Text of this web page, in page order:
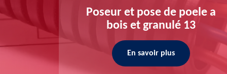
13
Poseur et pose de poele a
bois et granulé 13
En savoir plus